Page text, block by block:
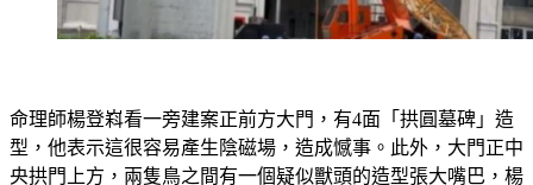
命理師楊登嵙看一旁建案正前方大門，有4面「拱圓墓碑」造
型，他表示這很容易產生陰磁場，造成憾事。此外，大門正中
央拱門上方，兩隻鳥之間有一個疑似獸頭的造型張大嘴巴，楊